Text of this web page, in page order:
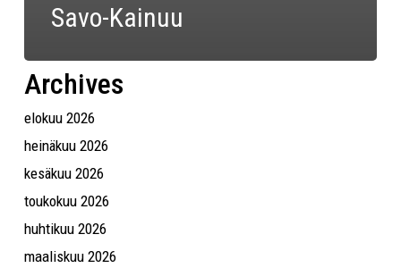
Savo-Kainuu
Archives
elokuu 2026
heinäkuu 2026
kesäkuu 2026
toukokuu 2026
huhtikuu 2026
maaliskuu 2026